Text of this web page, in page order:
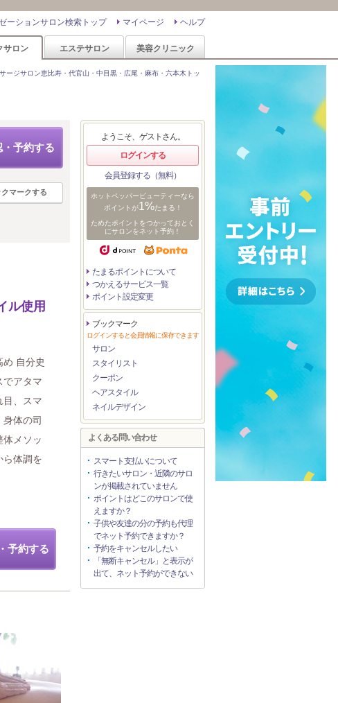
ヘルプ
マイページ
ーションサロン検索トップ
サロン エステサロン 美容クリニック
ージサロン恵比寿・代官山・中目黒・広尾・麻布・六本木トッ
・予約する
クマークする
ル使用
め 自分史
でアタマ
、スマ
体の司
メソッ
ら体調を
予約する
ようこそ、ゲストさん。
ログインする
会員登録する（無料）
ホットペッパービューティーなら
ポイントが1%たまる！
ためたポイントをつかっておとく
にサロンをネット予約！
たまるポイントについて
つかえるサービス一覧
ポイント設定変更
ブックマーク
ログインすると会員情報に保存できます
サロン
スタイリスト
クーポン
ヘアスタイル
ネイルデザイン
よくある問い合わせ
スマート支払いについて
行きたいサロン・近隣のサロ
ンが掲載されていません
ポイントはどこのサロンで使
えますか？
子供や友達の分の予約も代理
でネット予約できますか？
予約をキャンセルしたい
「無断キャンセル」と表示が
出て、ネット予約ができない